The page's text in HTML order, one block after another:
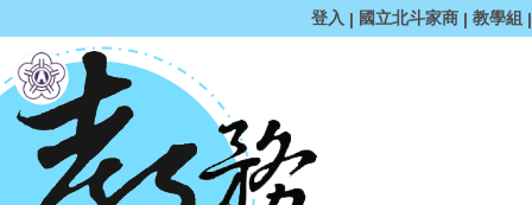
登入 | 國立北斗家商| 教學組